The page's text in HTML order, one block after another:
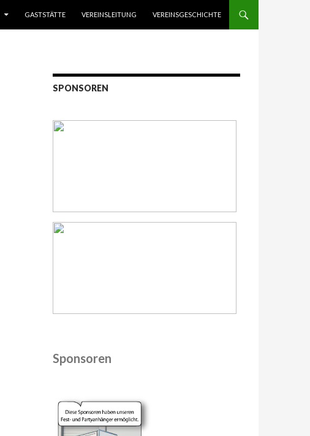
GASTSTÄTTE VEREINSLEITUNG VEREINSGESCHICHTE
SPONSOREN
Sponsoren